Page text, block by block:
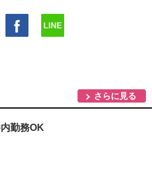
さらに見る
勤務OK